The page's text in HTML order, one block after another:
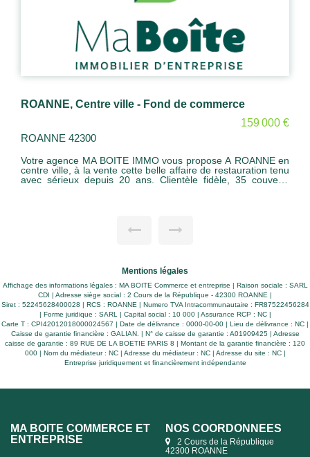
ROANNE, Centre ville - Fond de commerce
159 000 €
ROANNE 42300
Votre agence MA BOITE IMMO vous propose A ROANNE en
centre ville, à la vente cette belle affaire de restauration tenu
avec sérieux depuis 20 ans. Clientèle fidèle, 35 couverts
Mentions légales
Affichage des informations légales : MA BOITE Commerce et entreprise | Raison sociale : SARL
CDI | Adresse siège social : 2 Cours de la République - 42300 ROANNE |
Siret : 52245628400028 | RCS : ROANNE | Numero TVA Intracommunautaire : FR87522456284
| Forme juridique : SARL | Capital social : 10 000 | Assurance RCP : NC |
Carte T : CPI42012018000024567 | Date de délivrance : 0000-00-00 | Lieu de délivrance : NC |
Caisse de garantie financière : GALIAN. | N° de caisse de garantie : A01909425 | Adresse
caisse de garantie : 89 RUE DE LA BOETIE PARIS 8 | Montant de la garantie financière : 120
000 | Nom du médiateur : NC | Adresse du médiateur : NC | Adresse du site : NC |
Entreprise juridiquement et financièrement indépendante
MA BOITE COMMERCE ET
ENTREPRISE
NOS COORDONNÉES
2 Cours de la République
42300 ROANNE